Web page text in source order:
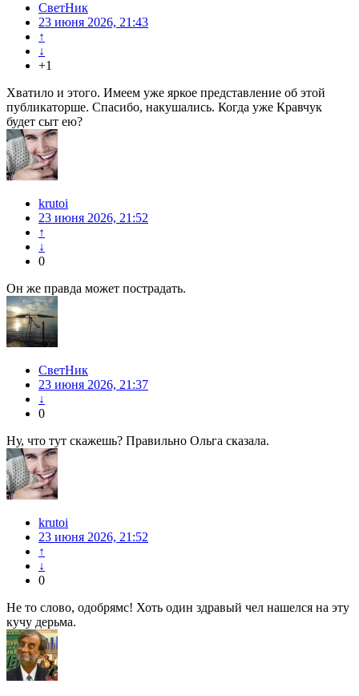
СветНик
23 июня 2026, 21:43
↑
↓
+1
Хватило и этого. Имеем уже яркое представление об этой
публикаторше. Спасибо, накушались. Когда уже Кравчук
будет сыт ею?
krutoi
23 июня 2026, 21:52
↑
↓
0
Он же правда может пострадать.
СветНик
23 июня 2026, 21:37
↓
0
Ну, что тут скажешь? Правильно Ольга сказала.
krutoi
23 июня 2026, 21:52
↑
↓
0
Не то слово, одобрямс! Хоть один здравый чел нашелся на эту
кучу дерьма.